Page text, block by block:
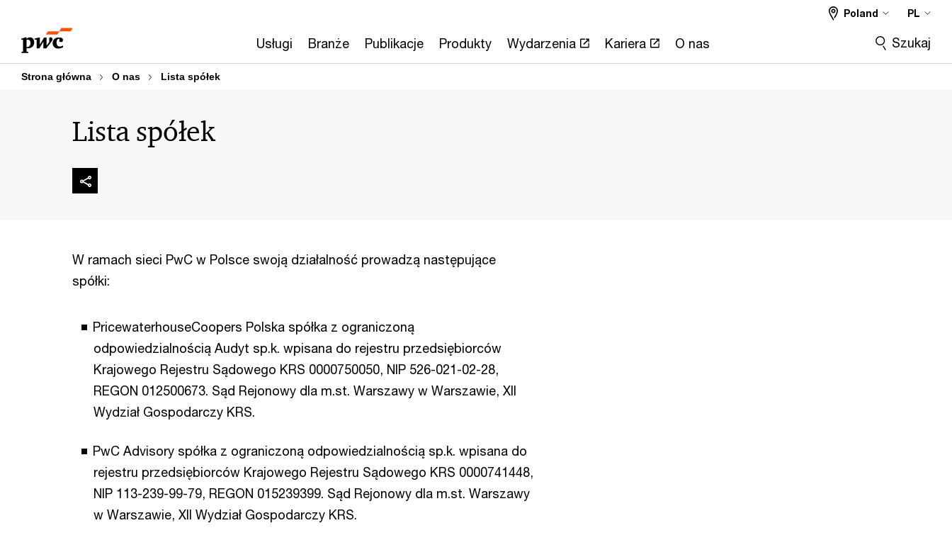
treści
stopki
Usługi Branże Publikacje Produkty Wydarzenia Kariera O nas
Poland PL
Szukaj
Strona główna O nas Lista spółek
Lista spółek
W ramach sieci PwC w Polsce swoją działalność prowadzą następujące
spółki:
PricewaterhouseCoopers Polska spółka z ograniczoną
odpowiedzialnością Audyt sp.k. wpisana do rejestru przedsiębiorców
Krajowego Rejestru Sądowego KRS 0000750050, NIP 526-021-02-28,
REGON 012500673. Sąd Rejonowy dla m.st. Warszawy w Warszawie, XII
Wydział Gospodarczy KRS.
PwC Advisory spółka z ograniczoną odpowiedzialnością sp.k. wpisana do
rejestru przedsiębiorców Krajowego Rejestru Sądowego KRS 0000741448,
NIP 113-239-99-79, REGON 015239399. Sąd Rejonowy dla m.st. Warszawy
w Warszawie, XII Wydział Gospodarczy KRS.